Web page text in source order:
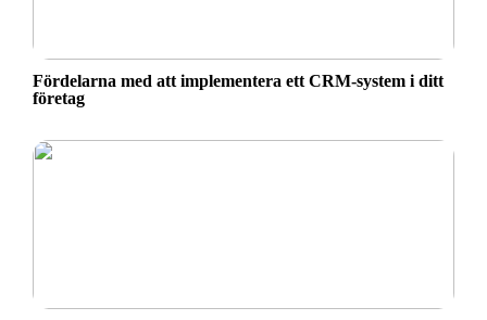
Fördelarna med att implementera ett CRM-system i ditt
företag